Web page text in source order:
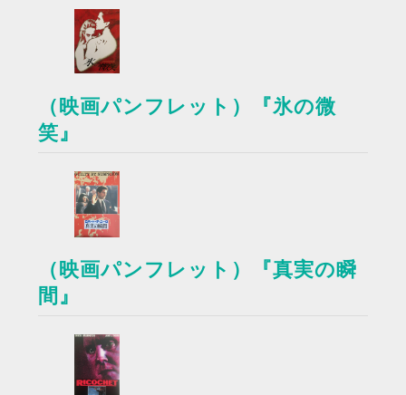
（映画パンフレット）『氷の微
笑』
（映画パンフレット）『真実の瞬
間』